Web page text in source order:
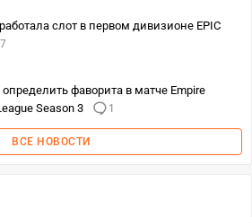
слот в первом дивизионе EPIC
7
фаворита в матче Empire
Season 3
1
ВСЕ НОВОСТИ